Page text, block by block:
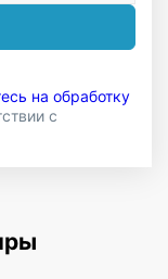
на обработку
с